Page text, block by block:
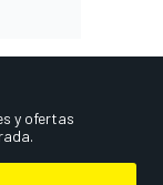
y ofertas